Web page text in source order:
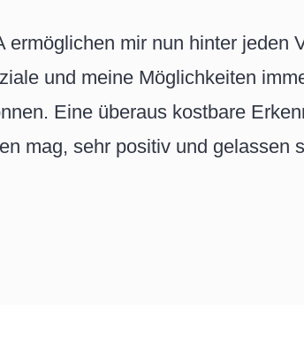
ermöglichen mir nun hinter jeden
und meine Möglichkeiten
Eine überaus kostbare
mag, sehr positiv und gelassen